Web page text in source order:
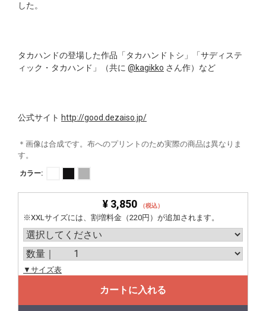
した。
タカハンドの登場した作品「タカハンドトシ」「サディステ
ィック・タカハンド」（共に @kagikko さん作）など
公式サイト http://good.dezaiso.jp/
＊画像は合成です。布へのプリントのため実際の商品は異なりま
す。
カラー:
¥ 3,850 （税込）
※XXLサイズには、割増料金（220円）が追加されます。
▼サイズ表
カートに入れる